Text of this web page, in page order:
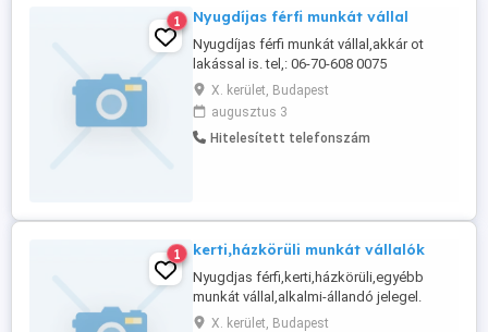
1 Nyugdíjas férfi munkát vállal
Nyugdíjas férfi munkát vállal,akkár ot
lakással is. tel,: 06-70-608 0075
X. kerület, Budapest
augusztus 3
Hitelesített telefonszám
1 kerti,házkörüli munkát vállalók
Nyugdjas férfi,kerti,házkörüli,egyébb
munkát vállal,alkalmi-állandó jelegel.
tel:06-70-6080075
X. kerület, Budapest